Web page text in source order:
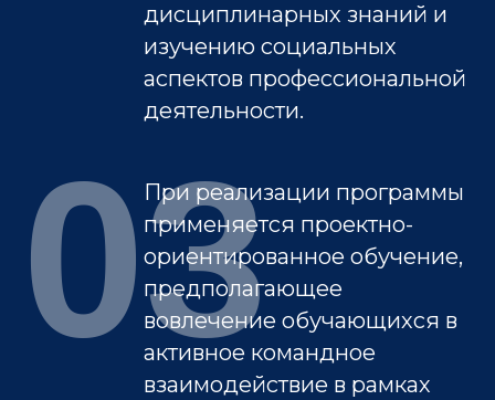
дисциплинарных знаний и
изучению социальных
аспектов профессиональной
деятельности.
При реализации программы
применяется проектно-
ориентированное обучение,
предполагающее
вовлечение обучающихся в
активное командное
взаимодействие в рамках
03